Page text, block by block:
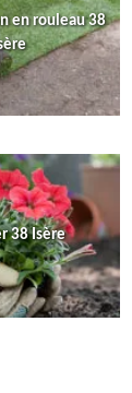
en rouleau 38
38 Isère